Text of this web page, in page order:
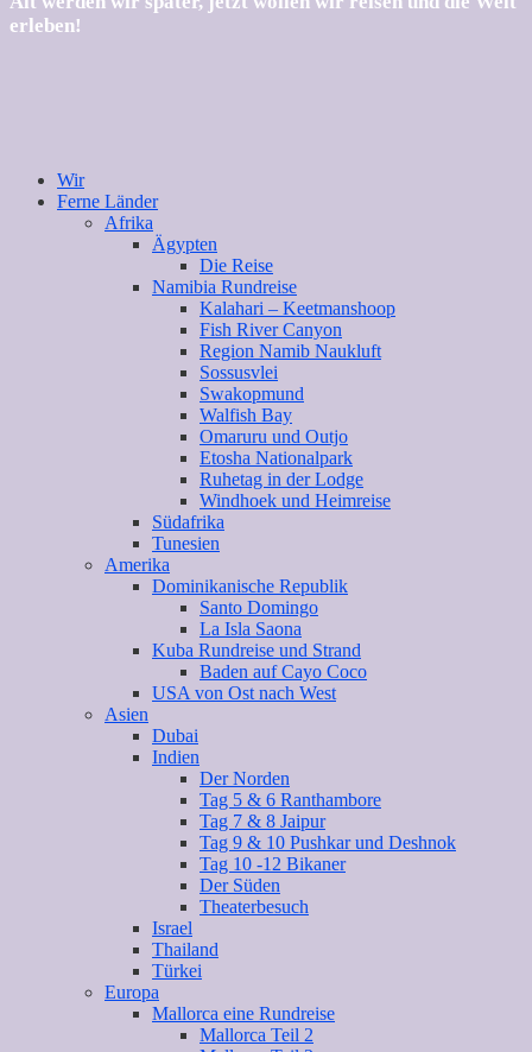
erleben!
Wir
Ferne Länder
Afrika
Ägypten
Die Reise
Namibia Rundreise
Kalahari – Keetmanshoop
Fish River Canyon
Region Namib Naukluft
Sossusvlei
Swakopmund
Walfish Bay
Omaruru und Outjo
Etosha Nationalpark
Ruhetag in der Lodge
Windhoek und Heimreise
Südafrika
Tunesien
Amerika
Dominikanische Republik
Santo Domingo
La Isla Saona
Kuba Rundreise und Strand
Baden auf Cayo Coco
USA von Ost nach West
Asien
Dubai
Indien
Der Norden
Tag 5 & 6 Ranthambore
Tag 7 & 8 Jaipur
Tag 9 & 10 Pushkar und Deshnok
Tag 10 -12 Bikaner
Der Süden
Theaterbesuch
Israel
Thailand
Türkei
Europa
Mallorca eine Rundreise
Mallorca Teil 2